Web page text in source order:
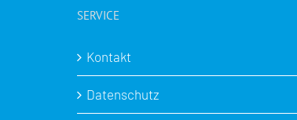
SERVICE
Kontakt
Datenschutz